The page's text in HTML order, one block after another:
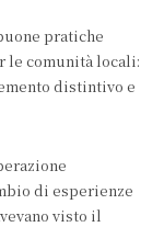
pratiche
le comunità locali:
distintivo e
di esperienze
visto il